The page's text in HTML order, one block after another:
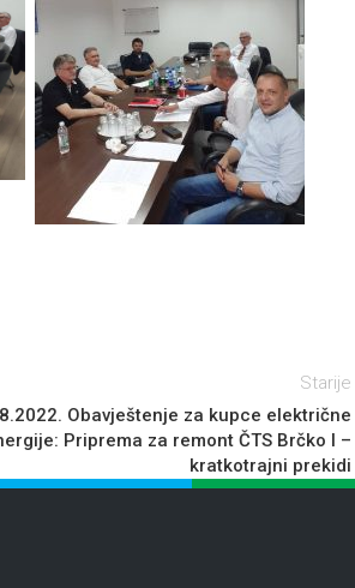
Starije
Obavještenje za kupce električne
Priprema za remont ČTS Brčko I –
kratkotrajni prekidi